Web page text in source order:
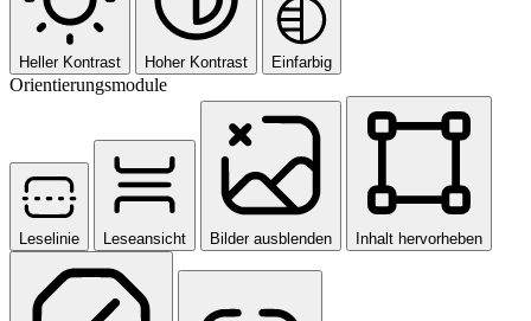
Heller Kontrast Hoher Kontrast Einfarbig
Orientierungsmodule
Leselinie Leseansicht Bilder ausblenden Inhalt hervorheben